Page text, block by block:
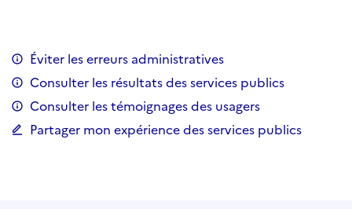
Éviter les erreurs administratives
Consulter les résultats des services publics
Consulter les témoignages des usagers
Partager mon expérience des services publics